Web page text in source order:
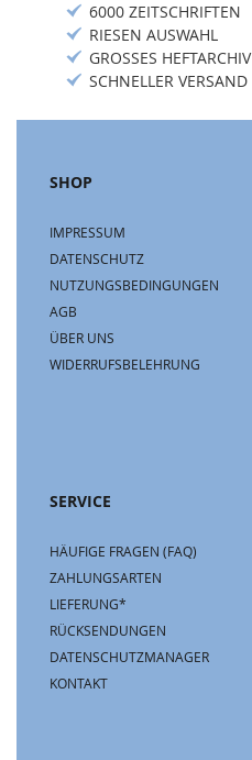
6000 ZEITSCHRIFTEN
RIESEN AUSWAHL
GROSSES HEFTARCHIV
SCHNELLER VERSAND
SHOP
IMPRESSUM
DATENSCHUTZ
NUTZUNGSBEDINGUNGEN
AGB
ÜBER UNS
WIDERRUFSBELEHRUNG
SERVICE
HÄUFIGE FRAGEN (FAQ)
ZAHLUNGSARTEN
LIEFERUNG*
RÜCKSENDUNGEN
DATENSCHUTZMANAGER
KONTAKT